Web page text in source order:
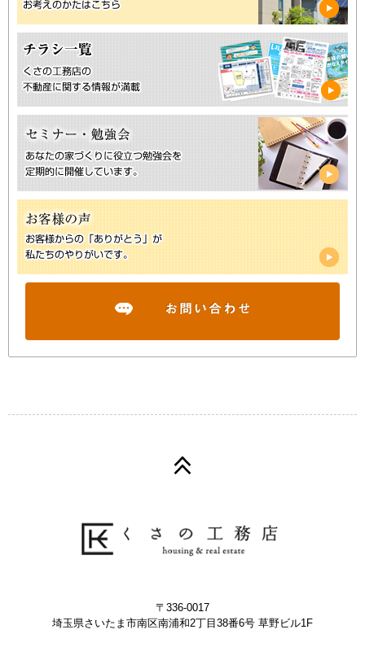
〒336-0017
埼玉県さいたま市南区南浦和2丁目38番6号 草野ビル1F